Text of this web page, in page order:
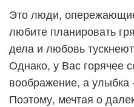
Это люди,
любите планировать
дела и любовь
Однако, у Вас горячее
воображение, а
Поэтому, мечтая о